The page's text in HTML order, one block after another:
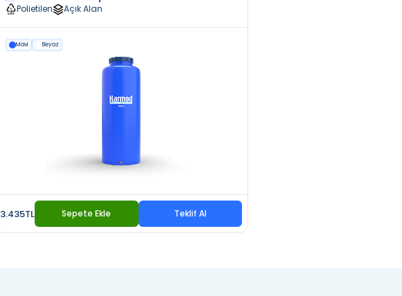
Polietilen Açık Alan
Mavi Beyaz
3.435TL Sepete Ekle Teklif Al